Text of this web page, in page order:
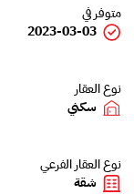
متوفر في
2023-03-03
نوع العقار
سكني
نوع العقار الفرعي
شقة